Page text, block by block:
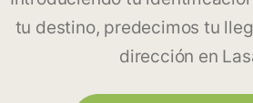
tu destino, predecimos tu
dirección en